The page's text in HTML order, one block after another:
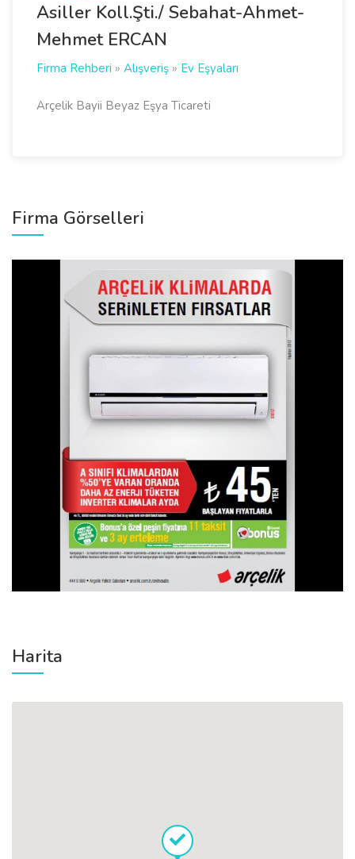
Asiller Koll.Şti./ Sebahat-Ahmet-
Mehmet ERCAN
Firma Rehberi » Alışveriş » Ev Eşyaları
Arçelik Bayii Beyaz Eşya Ticareti
Firma Görselleri
Harita